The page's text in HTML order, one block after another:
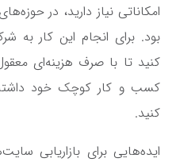
امکاناتی نیاز دارید، در
بود. برای انجام این کار
کنید تا با صرف هزینه‌ای
کسب و کار کوچک خود
کنید.
ایده‌هایی برای بازاریابی